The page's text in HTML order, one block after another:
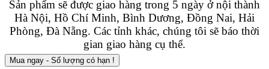
Sản phẩm sẽ được giao hàng trong 5 ngày ở nội thành
Hà Nội, Hồ Chí Minh, Bình Dương, Đồng Nai, Hải
Phòng, Đà Nẵng. Các tỉnh khác, chúng tôi sẽ báo thời
gian giao hàng cụ thể.
Mua ngay - Số lượng có hạn !